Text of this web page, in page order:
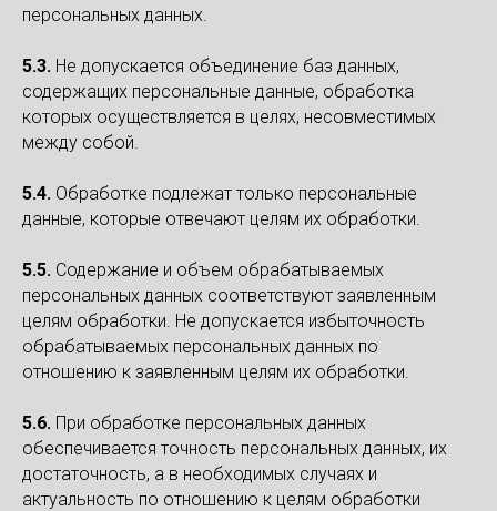
персональных данных.
5.3. Не допускается объединение баз данных,
содержащих персональные данные, обработка
которых осуществляется в целях, несовместимых
между собой.
5.4. Обработке подлежат только персональные
данные, которые отвечают целям их обработки.
5.5. Содержание и объем обрабатываемых
персональных данных соответствуют заявленным
целям обработки. Не допускается избыточность
обрабатываемых персональных данных по
отношению к заявленным целям их обработки.
5.6. При обработке персональных данных
обеспечивается точность персональных данных, их
достаточность, а в необходимых случаях и
актуальность по отношению к целям обработки